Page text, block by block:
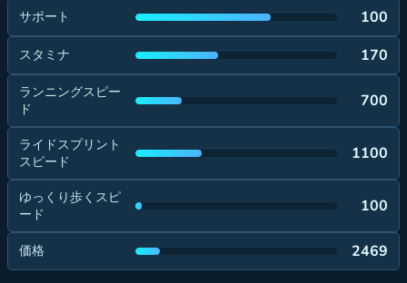
サポート 100
スタミナ 170
ランニングスピー
ド
700
ライドスプリント
スピード
1100
ゆっくり歩くスピ
ード
100
価格 2469